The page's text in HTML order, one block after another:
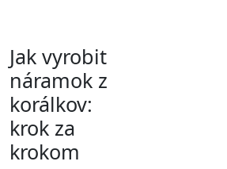
Jak vyrobit
náramok z
korálkov:
krok za
krokom